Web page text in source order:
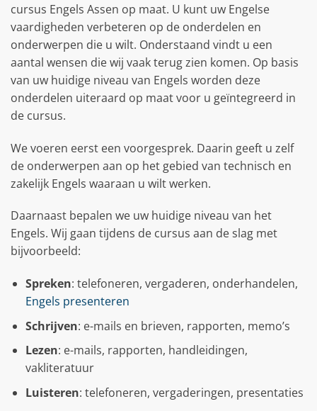
cursus Engels Assen op maat. U kunt uw Engelse
vaardigheden verbeteren op de onderdelen en
onderwerpen die u wilt. Onderstaand vindt u een
aantal wensen die wij vaak terug zien komen. Op basis
van uw huidige niveau van Engels worden deze
onderdelen uiteraard op maat voor u geïntegreerd in
de cursus.
We voeren eerst een voorgesprek. Daarin geeft u zelf
de onderwerpen aan op het gebied van technisch en
zakelijk Engels waaraan u wilt werken.
Daarnaast bepalen we uw huidige niveau van het
Engels. Wij gaan tijdens de cursus aan de slag met
bijvoorbeeld:
Spreken: telefoneren, vergaderen, onderhandelen,
Engels presenteren
Schrijven: e-mails en brieven, rapporten, memo’s
Lezen: e-mails, rapporten, handleidingen,
vakliteratuur
Luisteren: telefoneren, vergaderingen, presentaties